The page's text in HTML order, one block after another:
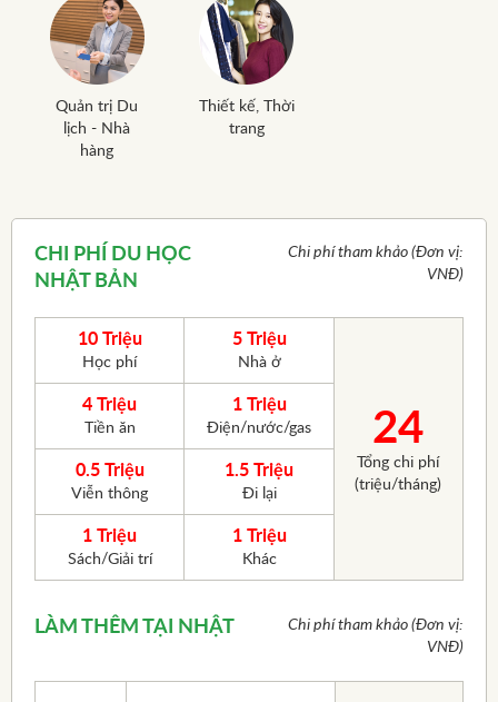
Quản trị Du
lịch - Nhà
hàng
Thiết kế, Thời
trang
CHI PHÍ
DU HỌC
NHẬT BẢN
Chi phí tham khảo (Đơn vị:
VNĐ)
10 Triệu
Học phí
5 Triệu
Nhà ở
4 Triệu
Tiền ăn
1 Triệu
Điện/nước/gas
0.5 Triệu
Viễn thông
1.5 Triệu
Đi lại
1 Triệu
Sách/Giải trí
1 Triệu
Khác
24
Tổng chi phí
(triệu/tháng)
LÀM THÊM TẠI NHẬT
Chi phí tham khảo (Đơn vị:
VNĐ)